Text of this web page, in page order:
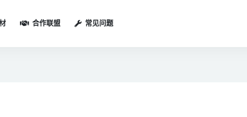
合作联盟 常见问题